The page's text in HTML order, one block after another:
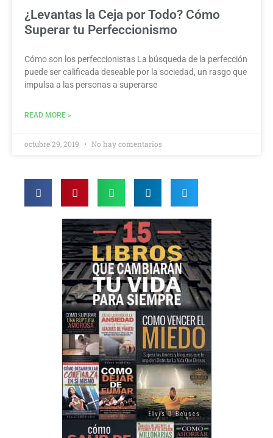
¿Levantas la Ceja por Todo? Cómo
Superar tu Perfeccionismo
Cómo son los perfeccionistas La búsqueda de la perfección
puede ser calificada deseable por la sociedad, un rasgo que
impulsa a las personas a superarse
READ MORE »
octubre 29, 2019 No hay comentarios